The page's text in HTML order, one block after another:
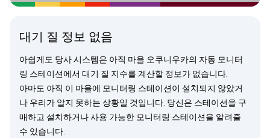
대기 질 정보 없음
아쉽게도 당사 시스템은 아직 마을 오쿠니우카의 자동 모니터
링 스테이션에서 대기 질 지수를 계산할 정보가 없습니다.
아마도 아직 이 마을에 모니터링 스테이션이 설치되지 않았거
나 우리가 알지 못하는 상황일 것입니다. 당신은 스테이션을 구
매하고 설치하거나 사용 가능한 모니터링 스테이션을 알려줄
수 있습니다.